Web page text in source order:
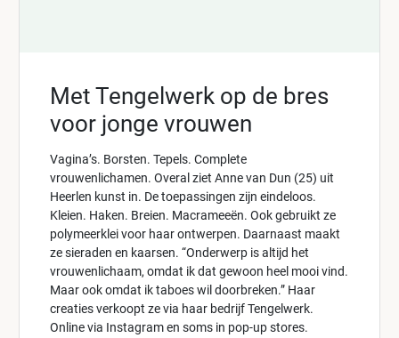
Met Tengelwerk op de bres
voor jonge vrouwen
Vagina’s. Borsten. Tepels. Complete
vrouwenlichamen. Overal ziet Anne van Dun (25) uit
Heerlen kunst in. De toepassingen zijn eindeloos.
Kleien. Haken. Breien. Macrameeën. Ook gebruikt ze
polymeerklei voor haar ontwerpen. Daarnaast maakt
ze sieraden en kaarsen. “Onderwerp is altijd het
vrouwenlichaam, omdat ik dat gewoon heel mooi vind.
Maar ook omdat ik taboes wil doorbreken.” Haar
creaties verkoopt ze via haar bedrijf Tengelwerk.
Online via Instagram en soms in pop-up stores.